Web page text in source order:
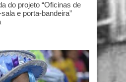
do projeto “Oficinas de
e porta-bandeira”